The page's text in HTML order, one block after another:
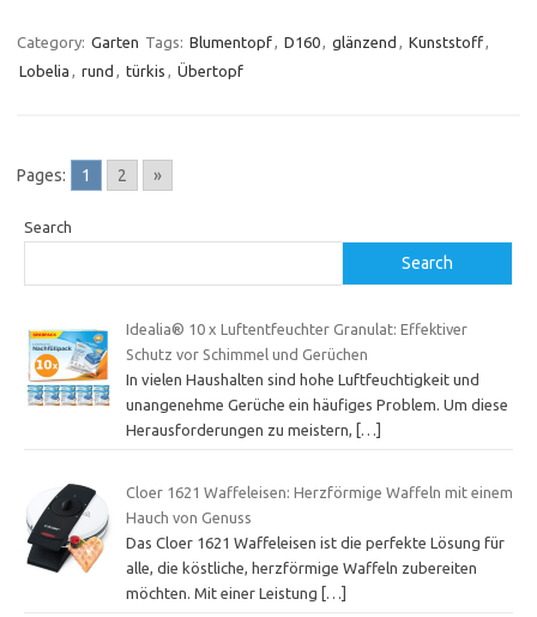
Category: Garten Tags: Blumentopf, D160, glänzend , Kunststoff,
Lobelia , rund , türkis , Übertopf
Pages: 1 2 »
Search
Search
Idealia® 10 x Luftentfeuchter Granulat: Effektiver
Schutz vor Schimmel und Gerüchen
In vielen Haushalten sind hohe Luftfeuchtigkeit und
unangenehme Gerüche ein häufiges Problem. Um diese
Herausforderungen zu meistern,
[…]
Cloer 1621 Waffeleisen: Herzförmige Waffeln mit einem
Hauch von Genuss
Das Cloer 1621 Waffeleisen ist die perfekte Lösung für
alle, die köstliche, herzförmige Waffeln zubereiten
möchten. Mit einer Leistung […]